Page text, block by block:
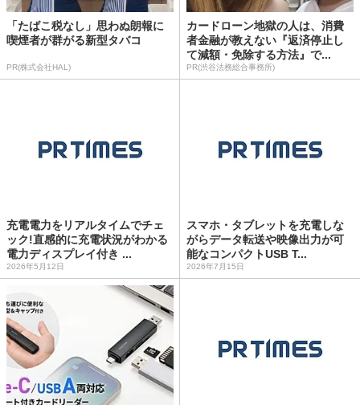
「たばこ税なし」思わぬ朗報に
喫煙者が群がる新型タバコ
PR(株式会社HAL)
カードローン地獄の人は、消費
者金融が教えない『返済停止し
て減額・免除する方法』で...
PR(渋谷法務総合事務所)
充電電力をリアルタイムでチェ
ック!直感的に充電状況がわかる
電力ディスプレイ付き ...
2026年5月12日
スマホ・タブレットを充電しな
がらデータ転送や映像出力が可
能なコンパクトUSB T...
2026年7月15日